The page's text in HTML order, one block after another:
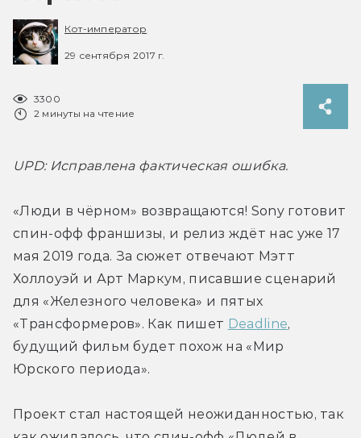
Кот-император
29 сентября 2017 г.
3300
2 минуты на чтение
UPD: Исправлена фактическая ошибка.
«Люди в чёрном» возвращаются! Sony готовит
спин-офф франшизы, и релиз ждёт нас уже 17
мая 2019 года. За сюжет отвечают Мэтт
Холлоуэй и Арт Маркум, писавшие сценарий
для «Железного человека» и пятых
«Трансформеров». Как пишет Deadline,
будущий фильм будет похож на «Мир
Юрского периода».
Проект стал настоящей неожиданностью, так